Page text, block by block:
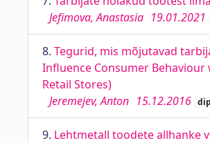
Jefimova, Anastasia 19.01.2021
8. Tegurid, mis mõjutavad
Influence Consumer Behaviour
Retail Stores)
Jeremejev, Anton 15.12.2016
9. Lehtmetall toodete allhanke